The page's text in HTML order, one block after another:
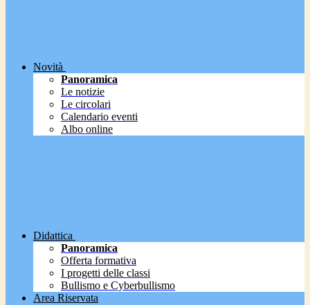
Novità
Panoramica
Le notizie
Le circolari
Calendario eventi
Albo online
Didattica
Panoramica
Offerta formativa
I progetti delle classi
Bullismo e Cyberbullismo
Area Riservata